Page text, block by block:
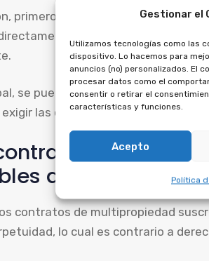
Gestionar el
Utilizamos tecnologías como las
dispositivo. Lo hacemos para
anuncios (no) personalizados. El
procesar datos como el
consentir o retirar el
características y funciones.
Acepto
Política
primero hay que anular el
al contrato de
se puede solicitar la anulación
las cantidades pagadas, por la
de
de nulidad.
contratos de multipropiedad
lo cual es contrario a